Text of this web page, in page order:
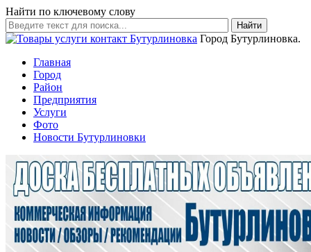
Найти по ключевому слову
Найти
Город Бутурлиновка.
Главная
Город
Район
Предприятия
Услуги
Фото
Новости Бутурлиновки